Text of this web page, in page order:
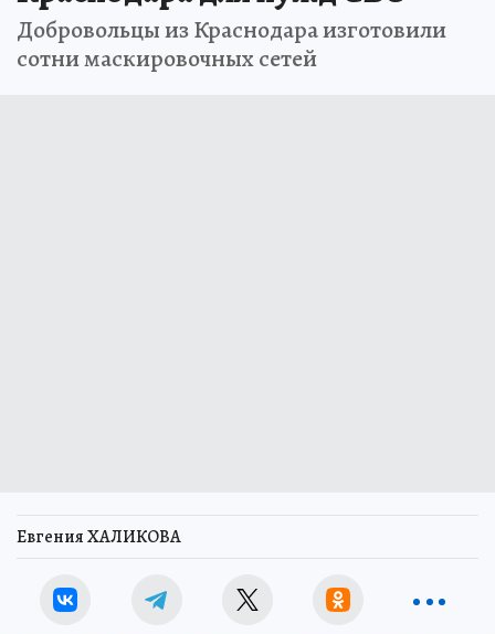
Добровольцы из Краснодара изготовили
сотни маскировочных сетей
Евгения ХАЛИКОВА